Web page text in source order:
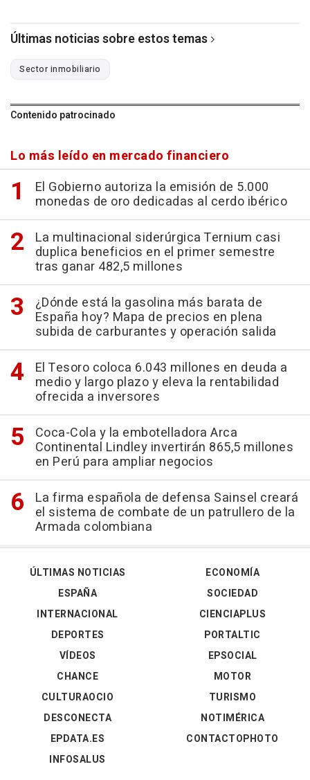
Últimas noticias sobre estos temas
Sector inmobiliario
Contenido patrocinado
Lo más leído en mercado financiero
El Gobierno autoriza la emisión de 5.000
monedas de oro dedicadas al cerdo ibérico
La multinacional siderúrgica Ternium casi
duplica beneficios en el primer semestre
tras ganar 482,5 millones
¿Dónde está la gasolina más barata de
España hoy? Mapa de precios en plena
subida de carburantes y operación salida
El Tesoro coloca 6.043 millones en deuda a
medio y largo plazo y eleva la rentabilidad
ofrecida a inversores
Coca-Cola y la embotelladora Arca
Continental Lindley invertirán 865,5 millones
en Perú para ampliar negocios
La firma española de defensa Sainsel creará
el sistema de combate de un patrullero de la
Armada colombiana
ÚLTIMAS NOTICIAS
ESPAÑA
INTERNACIONAL
DEPORTES
VÍDEOS
ECONOMÍA
SOCIEDAD
CIENCIAPLUS
PORTALTIC
EPSOCIAL
CHANCE
CULTURAOCIO
DESCONECTA
EPDATA.ES
INFOSALUS
MOTOR
TURISMO
NOTIMÉRICA
CONTACTOPHOTO